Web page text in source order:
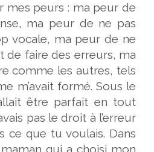
mes peurs : ma peur de
ma peur de ne pas
vocale, ma peur de ne
de faire des erreurs, ma
comme les autres, tels
m’avait formé. Sous le
être parfait en tout
pas le droit à l’erreur
ce que tu voulais. Dans
qui a choisi mon